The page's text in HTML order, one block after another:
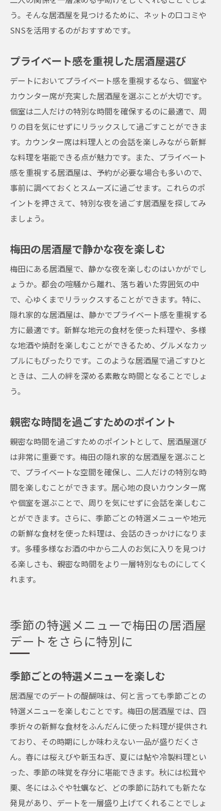
う。そんな居酒屋を見つけるために、ネットの口コミや
SNSを活用するのがおすすめです。
プライベート感を重視した居酒屋選び
デートにおいてプライベート感を重視するなら、個室や
カウンター席が充実した居酒屋を選ぶことが大切です。
個室は二人だけの特別な時間を確保するのに最適で、周
りの目を気にせずにリラックスして過ごすことができま
す。カウンター席は料理人との会話を楽しみながら新鮮
な料理を堪能できる点が魅力です。また、プライベート
感を重視する居酒屋は、予約が必要な場合も多いので、
事前に調べておくとスムーズに過ごせます。これらのポ
イントを押さえて、特別な夜を過ごす居酒屋を探してみ
ましょう。
梅田の居酒屋で静かな夜を楽しむ
梅田にある居酒屋で、静かな夜を楽しむのはいかがでし
ょうか。都会の喧騒から離れ、落ち着いた雰囲気の中
で、心ゆくまでリラックスすることができます。特に、
隠れ家的な居酒屋は、静かでプライベート感を重視する
方に最適です。新鮮な地元の食材を使った料理や、多様
な地酒や焼酎を楽しむことができるため、グルメなカッ
プルにもぴったりです。このような居酒屋で過ごすひと
ときは、二人の絆を深める素敵な時間となることでしょ
う。
親密な時間を過ごすためのポイント
親密な時間を過ごすためのポイントとして、居酒屋選び
は非常に重要です。梅田の隠れ家的な居酒屋を選ぶこと
で、プライベートな空間を確保し、二人だけの特別な時
間を楽しむことができます。居心地の良いカウンター席
や個室を選ぶことで、周りを気にせずに会話を楽しむこ
とができます。さらに、季節ごとの特選メニューや地元
の新鮮な食材を使った料理は、会話のきっかけになりま
す。多種多様なお酒の中から二人のお気に入りを見つけ
る楽しさも、親密な時間をより一層特別なものにしてく
れます。
季節の特選メニューで梅田の居酒屋
デートをさらに特別に
季節ごとの特選メニューを楽しむ
居酒屋でのデートの醍醐味は、何と言っても季節ごとの
特選メニューを楽しむことです。梅田の居酒屋では、四
季折々の新鮮な食材をふんだんに使った料理が提供され
ており、その時期にしか味わえない一品が盛りだくさ
ん。春には桜えびや新玉ねぎ、夏には鮎や冷製料理とい
った、季節の味覚を存分に堪能できます。秋には松茸や
栗、冬にはふぐや牡蠣など、どの季節に訪れても新たな
発見があり、デートを一層盛り上げてくれることでしょ